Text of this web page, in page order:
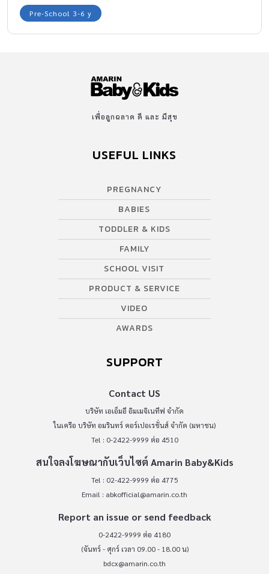
Pre-School 3-6 y
เพื่อลูกฉลาด ดี และ มีสุข
USEFUL LINKS
PREGNANCY
BABIES
TODDLER & KIDS
FAMILY
SCHOOL VISIT
PRODUCT & SERVICE
VIDEO
AWARDS
SUPPORT
Contact US
บริษัท เอเอ็มอี อิมเมจิเนทีฟ จำกัด
ในเครือ บริษัท อมรินทร์ คอร์เปอเรชั่นส์ จำกัด (มหาชน)
Tel : 0-2422-9999 ต่อ 4510
สนใจลงโฆษณากับเว็บไซต์ Amarin Baby&Kids
Tel : 02-422-9999 ต่อ 4775
Email : abkofficial@amarin.co.th
Report an issue or send feedback
0-2422-9999 ต่อ 4180
(จันทร์ - ศุกร์ เวลา 09.00 - 18.00 น)
bdcx@amarin.co.th